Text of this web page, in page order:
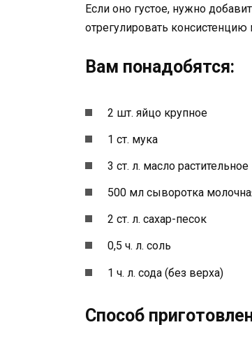
Если оно густое, нужно
отрегулировать консистенцию
Вам понадобятся:
2 шт. яйцо крупное
1 ст. мука
3 ст. л. масло растительное
500 мл сыворотка
2 ст. л. сахар-песок
0,5 ч. л. соль
1 ч. л. сода (без верха)
Способ